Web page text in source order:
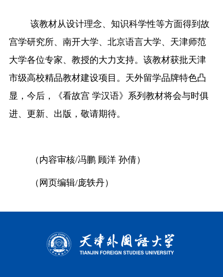
该教材从设计理念、知识科学性等方面得到故
宫学研究所、南开大学、北京语言大学、天津师范
大学各位专家、教授的大力支持。 该教材获批天津
市级高校精品教材建设项目。 天外留学品牌特色凸
显 ， 今后， 《看故宫 学汉语》系列教材将会与时俱
进、更新、出版，敬请期待。
（内容审核/冯鹏 顾洋 孙倩）
（网页编辑/庞轶丹）